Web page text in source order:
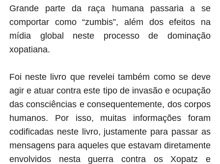
Grande parte da raça humana passaria a se
comportar como “zumbis”, além dos efeitos na
mídia global neste processo de dominação
xopatiana.
Foi neste livro que revelei também como se deve
agir e atuar contra este tipo de invasão e ocupação
das consciências e consequentemente, dos corpos
humanos. Por isso, muitas informações foram
codificadas neste livro, justamente para passar as
mensagens para aqueles que estavam diretamente
envolvidos nesta guerra contra os Xopatz e